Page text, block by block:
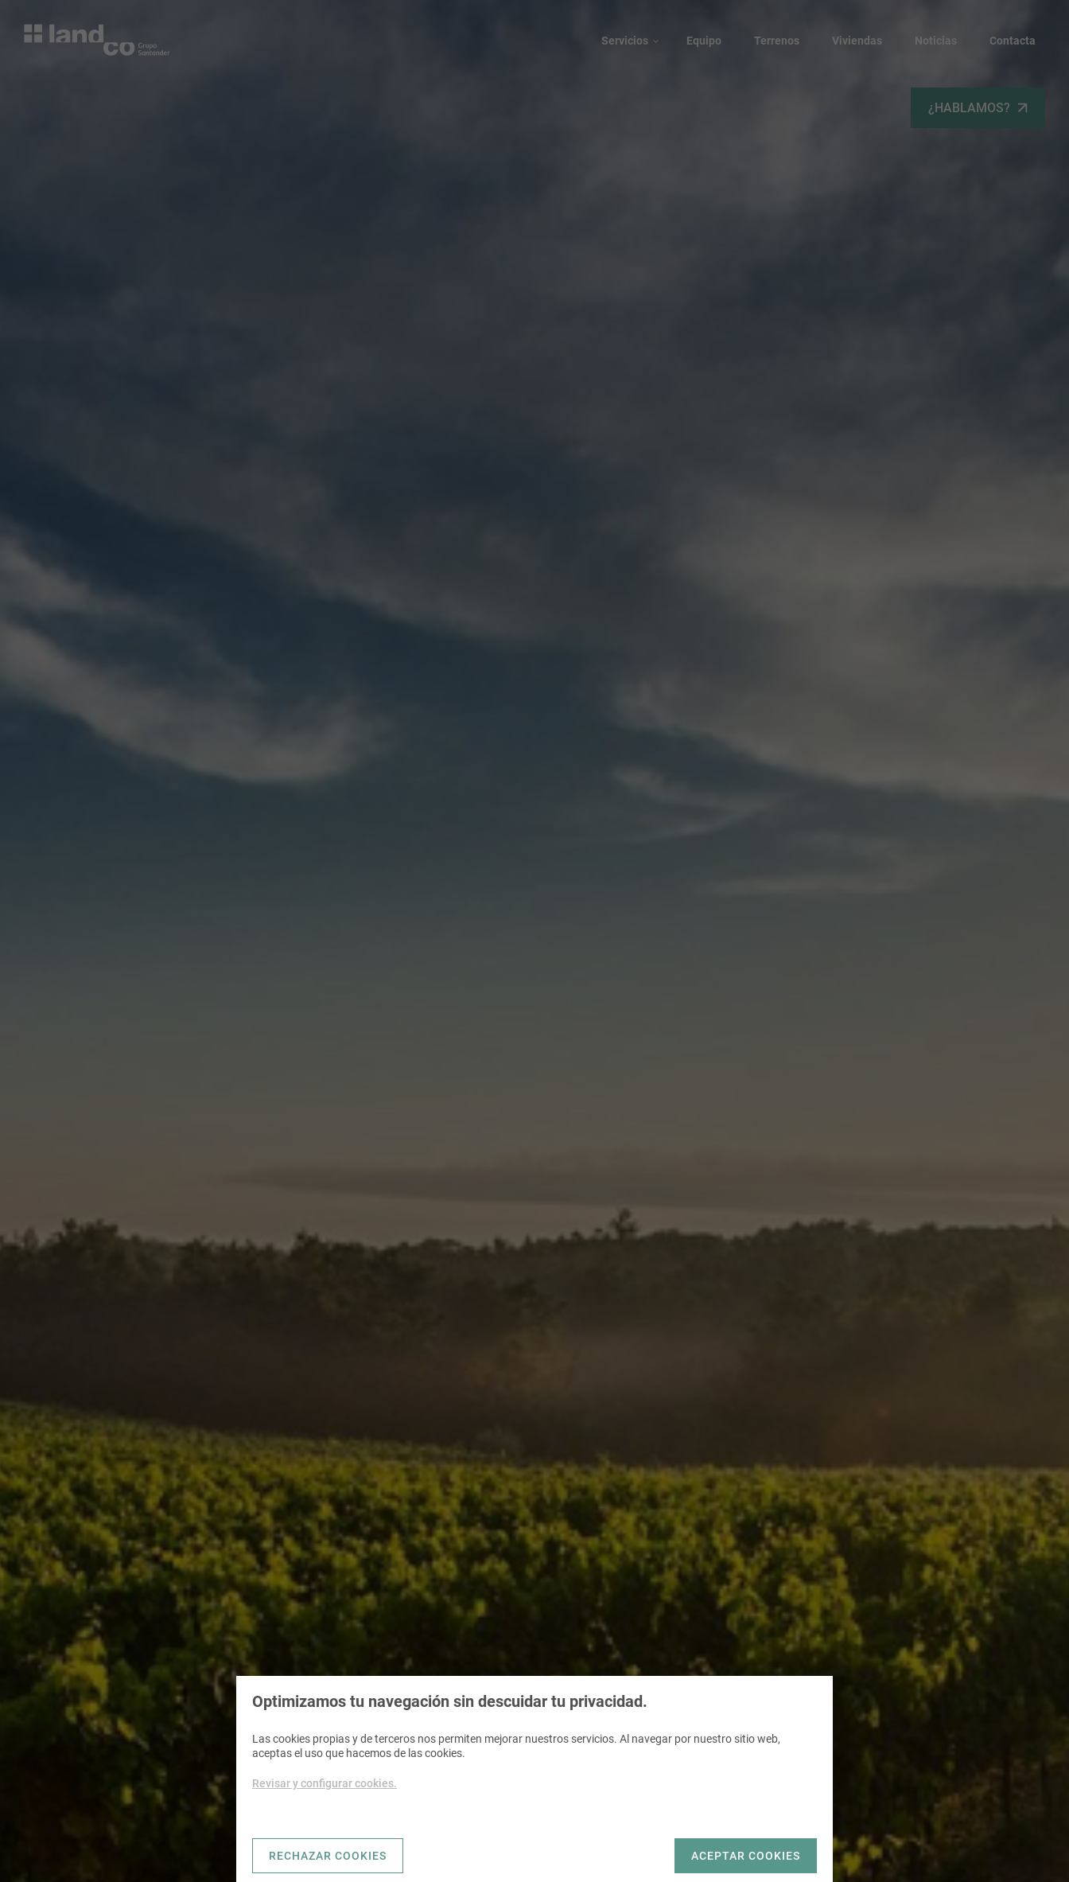
Servicios Equipo Terrenos Viviendas Noticias Contacta
¿HABLAMOS?
Optimizamos tu navegación sin descuidar tu privacidad.
Las cookies propias y de terceros nos permiten mejorar nuestros servicios. Al navegar por nuestro sitio web,
aceptas el uso que hacemos de las cookies.
Revisar y configurar cookies.
RECHAZAR COOKIES ACEPTAR COOKIES